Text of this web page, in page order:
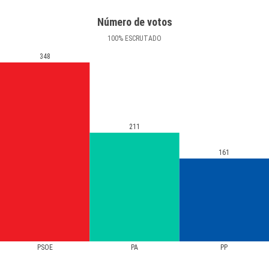
Número de votos
100% ESCRUTADO
PSOE PA PP
348
211
161